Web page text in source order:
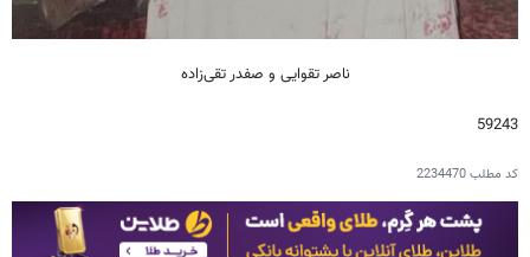
ناصر تقوایی و صفدر تقی‌زاده
59243
کد مطلب2234470